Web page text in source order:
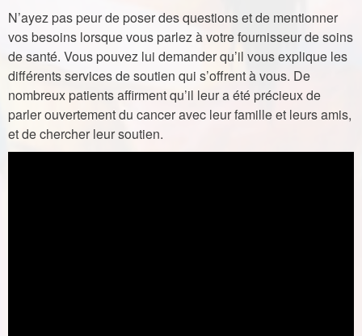
N’ayez pas peur de poser des questions et de mentionner
vos besoins lorsque vous parlez à votre fournisseur de soins
de santé. Vous pouvez lui demander qu’il vous explique les
différents services de soutien qui s’offrent à vous. De
nombreux patients affirment qu’il leur a été précieux de
parler ouvertement du cancer avec leur famille et leurs amis,
et de chercher leur soutien.